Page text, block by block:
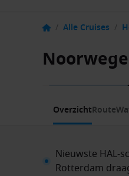
/ Alle Cruises /
1 / 16
OverzichtRoute
Nieuwste HAL-
Rotterdam